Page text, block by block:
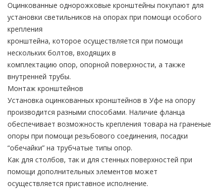
Оцинкованные однорожковые кронштейны покупают для
установки светильников на опорах при помощи особого
крепления
кронштейна, которое осуществляется при помощи
нескольких болтов, входящих в
комплектацию опор, опорной поверхности, а также
внутренней трубы.
Монтаж кронштейнов
Установка оцинкованных кронштейнов в Уфе на опору
производится разными способами. Наличие фланца
обеспечивает возможность крепления товара на граненые
опоры при помощи резьбового соединения, посадки
“обечайки” на трубчатые типы опор.
Как для столбов, так и для стенных поверхностей при
помощи дополнительных элементов может
осуществляется приставное исполнение.